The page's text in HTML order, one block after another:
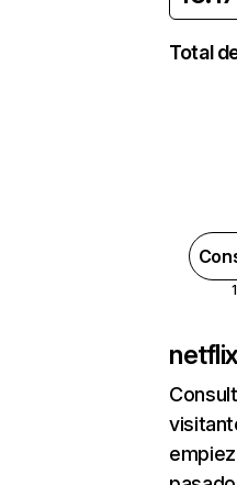
Total